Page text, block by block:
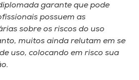
garante que pode
possuem as
sobre os riscos do uso
muitos ainda relutam em se
uso, colocando em risco sua